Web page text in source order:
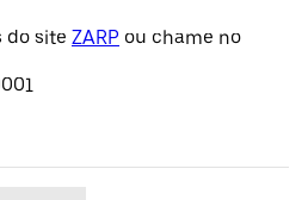
do site ZARP ou chame no